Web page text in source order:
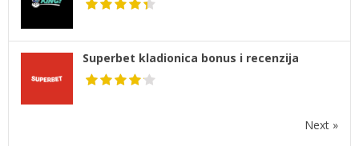
Superbet kladionica bonus i recenzija
Next »